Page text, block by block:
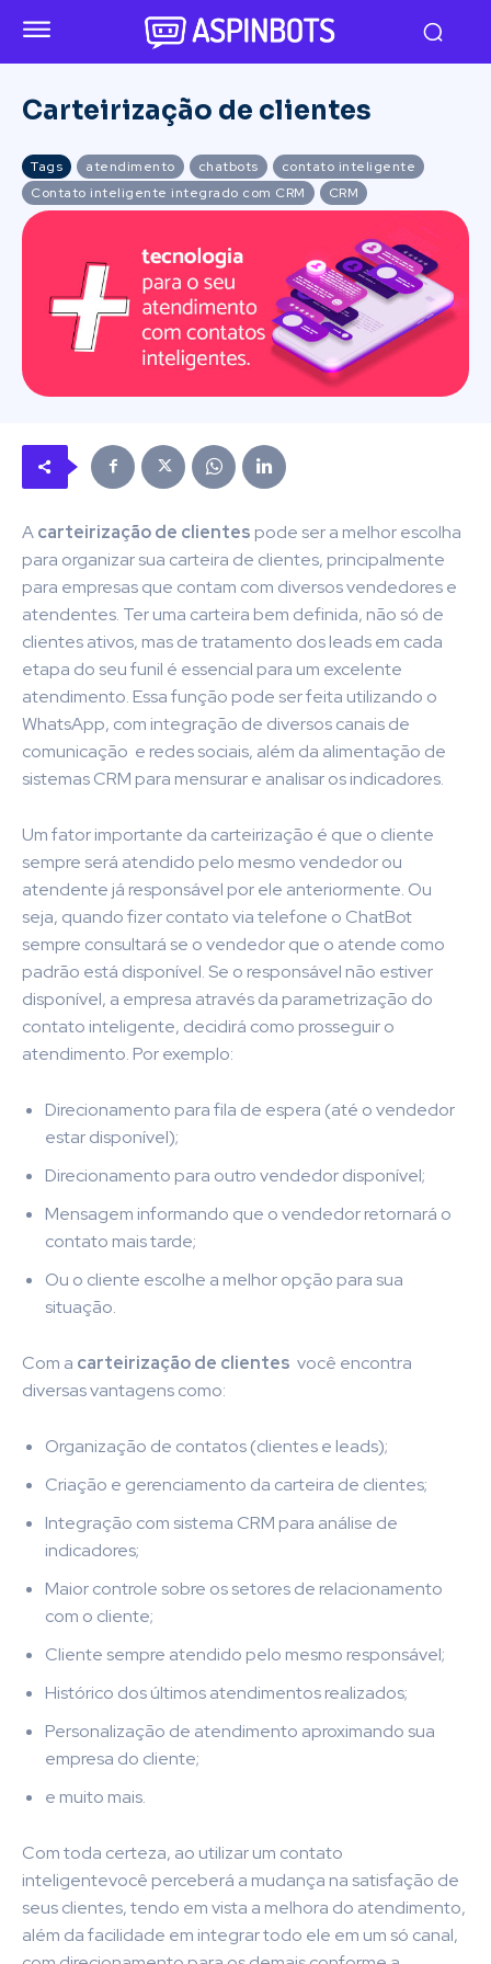
Carteirização de clientes
Tags atendimento chatbots
contato inteligente
Contato inteligente integrado com CRM
CRM
Acarteirização de clientes pode ser a melhor escolha
para organizar sua carteira de clientes, principalmente
para empresas que contam com diversos vendedores e
atendentes. Ter uma carteira bem definida, não só de
clientes ativos, mas de tratamento dos leads em cada
etapa do seu funil é essencial para um excelente
atendimento. Essa função pode ser feita utilizando o
WhatsApp, com integração de diversos canais de
comunicação e redes sociais, além da alimentação de
sistemas CRM para mensurar e analisar os indicadores.
Um fator importante da carteirização é que o cliente
sempre será atendido pelo mesmo vendedor ou
atendente já responsável por ele anteriormente. Ou
seja, quando fizer contato via telefone o ChatBot
sempre consultará se o vendedor que o atende como
padrão está disponível. Se o responsável não estiver
disponível, a empresa através da parametrização do
contato inteligente, decidirá como prosseguir o
atendimento. Por exemplo:
Direcionamento para fila de espera (até o vendedor
estar disponível);
Direcionamento para outro vendedor disponível;
Mensagem informando que o vendedor retornará o
contato mais tarde;
Ou o cliente escolhe a melhor opção para sua
situação.
Com a carteirização de clientes você encontra
diversas vantagens como:
Organização de contatos (clientes e leads);
Criação e gerenciamento da carteira de clientes;
Integração com sistema CRM para análise de
indicadores;
Maior controle sobre os setores de relacionamento
com o cliente;
Cliente sempre atendido pelo mesmo responsável;
Histórico dos últimos atendimentos realizados;
Personalização de atendimento aproximando sua
empresa do cliente;
e muito mais.
Com toda certeza, ao utilizar um contato
inteligentevocê perceberá a mudança na satisfação de
seus clientes, tendo em vista a melhora do atendimento,
além da facilidade em integrar todo ele em um só canal,